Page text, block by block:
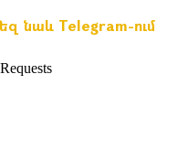
նաև Telegram-ում